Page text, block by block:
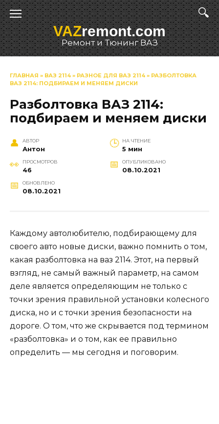
Перейти
к
содержаниюVAZremont.com
Ремонт и Тюнинг ВАЗ
ГЛАВНАЯ » ВАЗ 2114 » РАЗНОЕ ДЛЯ ВАЗ 2114 » РАЗБОЛТОВКА
ВАЗ 2114: ПОДБИРАЕМ И МЕНЯЕМ ДИСКИ
Разболтовка ВАЗ 2114:
подбираем и меняем диски
АВТОР
Антон
НА ЧТЕНИЕ
5 мин
ПРОСМОТРОВ
46
ОПУБЛИКОВАНО
08.10.2021
ОБНОВЛЕНО
08.10.2021
Каждому автолюбителю, подбирающему для
своего авто новые диски, важно помнить о том,
какая разболтовка на ваз 2114. Этот, на первый
взгляд, не самый важный параметр, на самом
деле является определяющим не только с
точки зрения правильной установки колесного
диска, но и с точки зрения безопасности на
дороге. О том, что же скрывается под термином
«разболтовка» и о том, как ее правильно
определить — мы сегодня и поговорим.